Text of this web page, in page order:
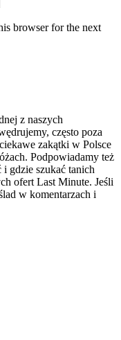
browser for the next
z naszych
często poza
zakątki w Polsce
Podpowiadamy też
gdzie szukać tanich
ofert Last Minute. Jeśli
w komentarzach i